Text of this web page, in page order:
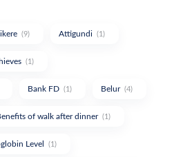
(9) Attigundi (1)
(1)
Bank FD (1) Belur (4)
of walk after dinner (1)
Level (1)